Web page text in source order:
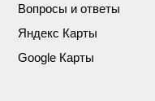
Вопросы и ответы
Яндекс Карты
Google Карты